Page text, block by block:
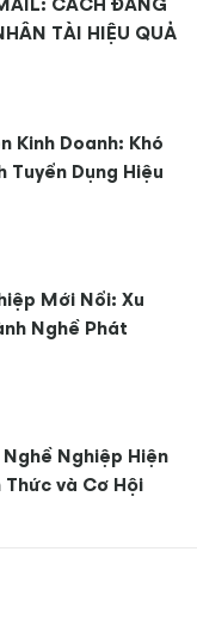
CÁCH ĐĂNG
TÀI HIỆU QUẢ
Kinh Doanh: Khó
Tuyển Dụng Hiệu
Mới Nổi: Xu
Nghề Phát
Nghiệp Hiện
Thức và Cơ Hội